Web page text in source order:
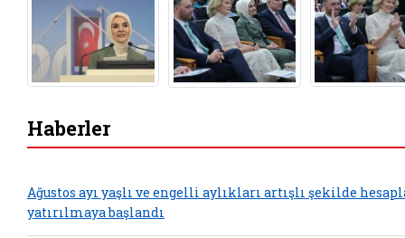
Haberler
Ağustos ayı yaşlı ve engelli aylıkları artışlı şekilde
yatırılmaya başlandı